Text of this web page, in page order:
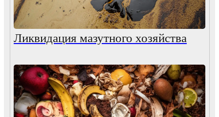
Ликвидация мазутного хозяйства